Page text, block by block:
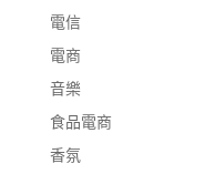
電信
電商
音樂
食品電商
香氛